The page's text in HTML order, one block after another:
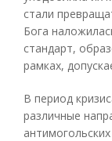
стали
Бога
стандарт,
рамках,
В период
различные